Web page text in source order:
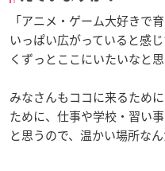
「アニメ・ゲーム大好きで
いっぱい広がっていると感
くずっとここにいたいなと
みなさんもココに来るため
ために、仕事や学校・習い
と思うので、温かい場所な